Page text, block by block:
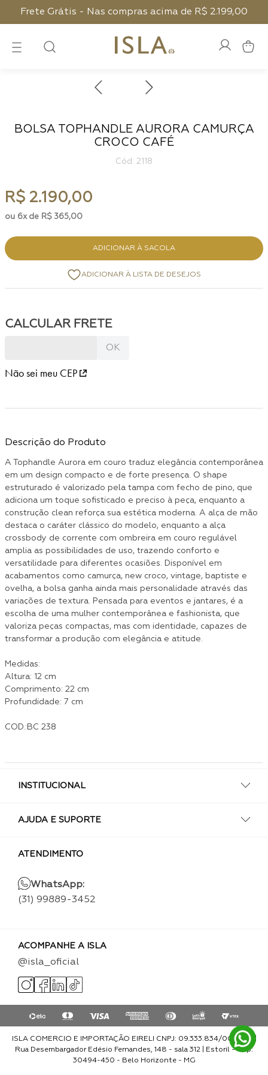
Frete Grátis - Nas compras acima de R$ 2.199,00
BOLSA TOPHANDLE AURORA CAMURÇA
CROCO CAFÉ
: 2118
R$ 2.190,00
6 R$ 365,00
ADICIONAR À SACOLA
Não sei meu CEP
Descrição do Produto
A Tophandle Aurora em couro traduz elegância contemporânea
em um design compacto e de forte presença. O shape
estruturado é valorizado pela tampa com fecho de pino, que
adiciona um toque sofisticado e preciso à peça, enquanto a
construção clean reforça sua estética moderna. A alça de mão
destaca o caráter clássico do modelo, enquanto a alça
crossbody de corrente com ombreira em couro regulável
amplia as possibilidades de uso, trazendo conforto e
versatilidade para diferentes ocasiões. Disponível em
acabamentos como camurça, new croco, vintage, baptiste e
ovelha, a bolsa ganha ainda mais personalidade através das
variações de textura. Pensada para eventos e jantares, é a
escolha de uma mulher contemporânea e fashionista, que
valoriza peças compactas, mas com identidade, capazes de
transformar a produção com elegância e atitude.
Medidas:
Altura: 12 cm
Comprimento: 22 cm
Profundidade: 7 cm
COD.:BC 238
INSTITUCIONAL
AJUDA E SUPORTE
ATENDIMENTO
WhatsApp:
(31) 99889-3452
ACOMPANHE A ISLA
@isla_oficial
ISLA COMERCIO E IMPORTAÇÃO EIRELI CNPJ: 09.333.834/0001-93 |
Rua Desembargador Edésio Fernandes, 148 - sala 312 | Estoril - Cep:
30494-450 - Belo Horizonte - MG